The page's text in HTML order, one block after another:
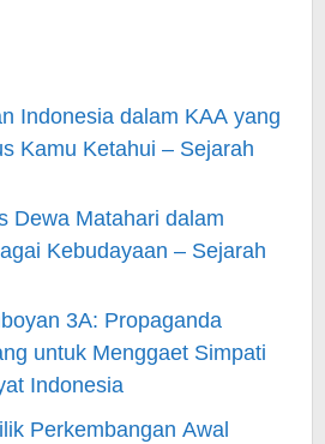
Indonesia dalam KAA yang
Kamu Ketahui – Sejarah
Dewa Matahari dalam
Kebudayaan – Sejarah
3A: Propaganda
untuk Menggaet Simpati
Indonesia
Perkembangan Awal